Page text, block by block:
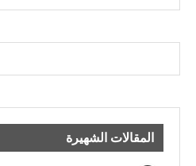
المقالات الشهيرة